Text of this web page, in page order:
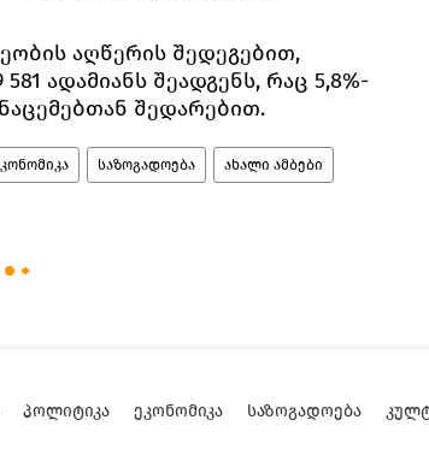
აღწერის შედეგებით,
ადამიანს შეადგენს, რაც 5,8%-
შედარებით.
საზოგადოება ახალი ამბები
ᲞᲝᲚᲘᲢᲘᲙᲐ ᲔᲙᲝᲜᲝᲛᲘᲙᲐ ᲡᲐᲖᲝᲒᲐᲓᲝᲔᲑᲐ